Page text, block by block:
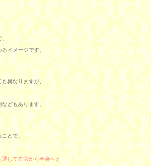
イメージです。
異なりますが、
などもあります。
とで、
して血管から全身へと